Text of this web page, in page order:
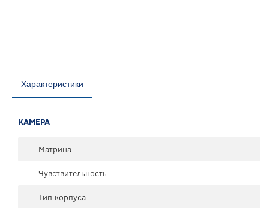
Характеристики
КАМЕРА
Матрица
Чувствительность
Тип корпуса